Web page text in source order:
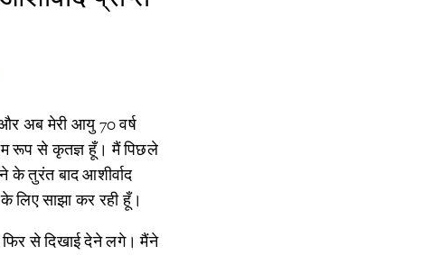
अब मेरी आयु 70 वर्ष
रूप से कृतज्ञ हूँ। मैं पिछले
के तुरंत बाद आशीर्वाद
लिए साझा कर रही हूँ।
फिर से दिखाई देने लगे। मैंने